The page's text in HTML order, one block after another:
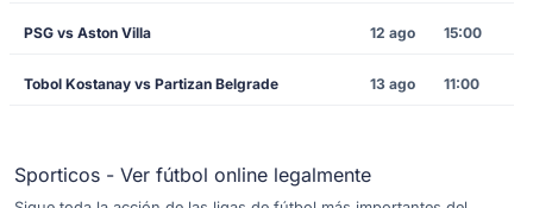
PSG vs Aston Villa 12 ago 15:00
Tobol Kostanay vs Partizan Belgrade 13 ago 11:00
Sporticos - Ver fútbol online legalmente